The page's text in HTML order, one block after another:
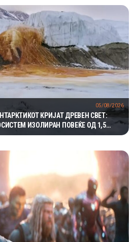
КРИЈАТ ДРЕВЕН СВЕТ:
ИЗОЛИРАН ПОВЕЌЕ ОД 1,5
05/08/2026